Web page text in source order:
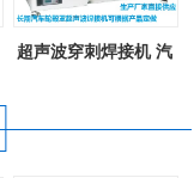
超声波穿刺焊接机 汽